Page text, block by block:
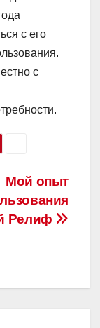
с его
с
Мой опыт
Релиф